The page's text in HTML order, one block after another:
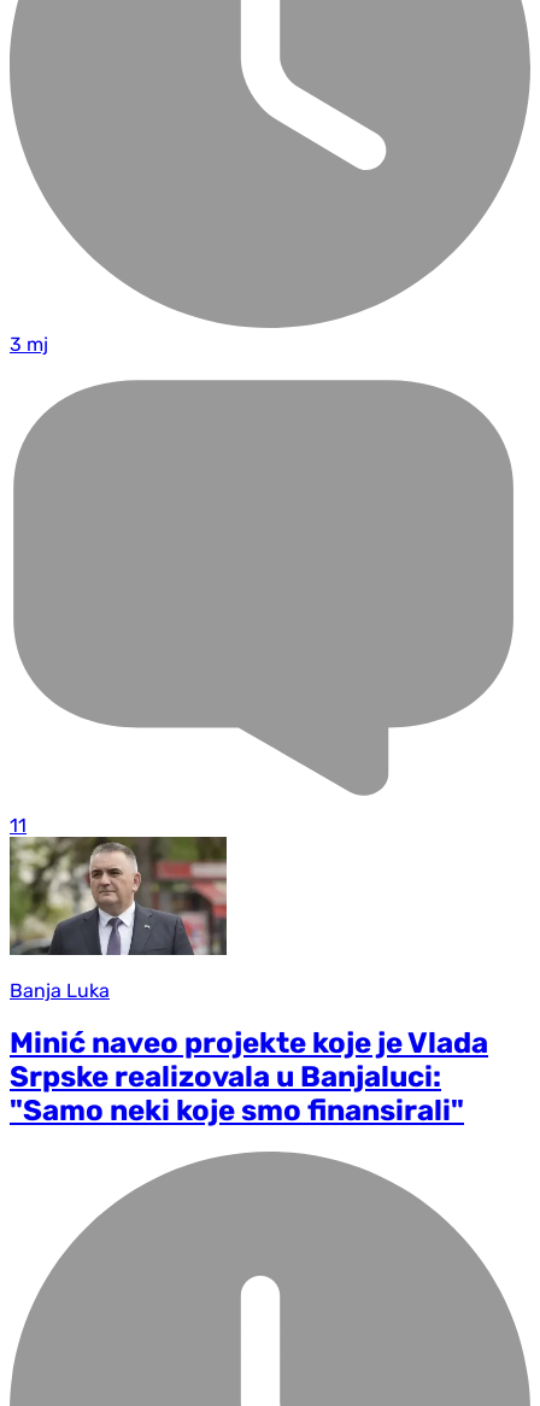
3 mj
11
Banja Luka
Minić naveo projekte koje je Vlada
Srpske realizovala u Banjaluci:
"Samo neki koje smo finansirali"